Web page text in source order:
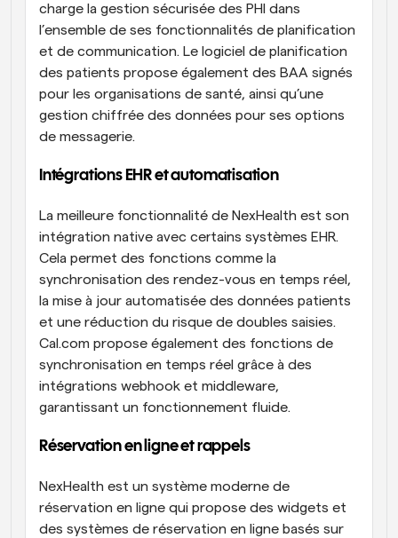
charge la gestion sécurisée des PHI dans
l’ensemble de ses fonctionnalités de planification
et de communication. Le logiciel de planification
des patients propose également des BAA signés
pour les organisations de santé, ainsi qu’une
gestion chiffrée des données pour ses options
de messagerie.
Intégrations EHR et automatisation
La meilleure fonctionnalité de NexHealth est son
intégration native avec certains systèmes EHR.
Cela permet des fonctions comme la
synchronisation des rendez-vous en temps réel,
la mise à jour automatisée des données patients
et une réduction du risque de doubles saisies.
Cal.com propose également des fonctions de
synchronisation en temps réel grâce à des
intégrations webhook et middleware,
garantissant un fonctionnement fluide.
Réservation en ligne et rappels
NexHealth est un système moderne de
réservation en ligne qui propose des widgets et
des systèmes de réservation en ligne basés sur